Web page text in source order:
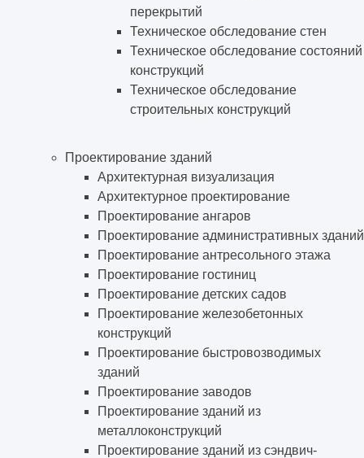
перекрытий
Техническое обследование стен
Техническое обследование состояний
конструкций
Техническое обследование
строительных конструкций
Проектирование зданий
Архитектурная визуализация
Архитектурное проектирование
Проектирование ангаров
Проектирование административных зданий
Проектирование антресольного этажа
Проектирование гостиниц
Проектирование детских садов
Проектирование железобетонных
конструкций
Проектирование быстровозводимых
зданий
Проектирование заводов
Проектирование зданий из
металлоконструкций
Проектирование зданий из сэндвич-